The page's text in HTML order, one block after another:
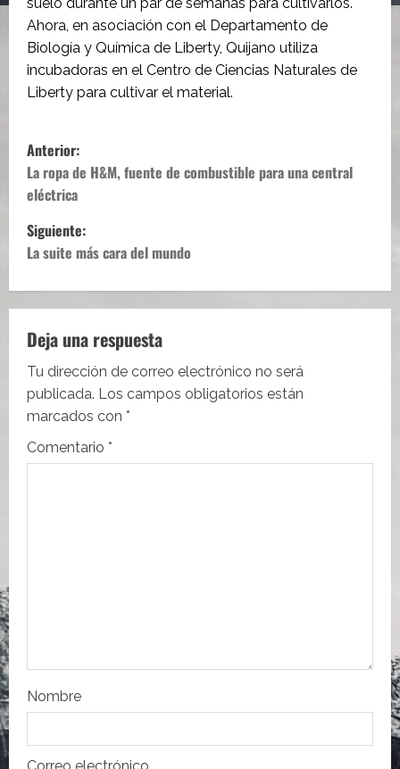
Ahora, en asociación con el Departamento de
Biología y Química de Liberty, Quijano utiliza
incubadoras en el Centro de Ciencias Naturales de
Liberty para cultivar el material.
N
a
v
e
g
a
c
i
ó
t
r
a
Anterior:
La ropa de H&M, fuente de combustible para una central
eléctrica
Siguiente:
La suite más cara del mundo
Deja una respuesta
Tu dirección de correo electrónico no será
publicada. Los campos obligatorios están
marcados con *
Comentario *
Nombre